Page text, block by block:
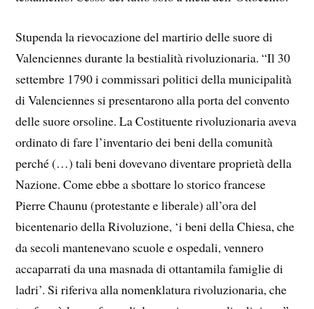
Stupenda la rievocazione del martirio delle suore di
Valenciennes durante la bestialità rivoluzionaria. “Il 30
settembre 1790 i commissari politici della municipalità
di Valenciennes si presentarono alla porta del convento
delle suore orsoline. La Costituente rivoluzionaria aveva
ordinato di fare l’inventario dei beni della comunità
perché (…) tali beni dovevano diventare proprietà della
Nazione. Come ebbe a sbottare lo storico francese
Pierre Chaunu (protestante e liberale) all’ora del
bicentenario della Rivoluzione, ‘i beni della Chiesa, che
da secoli mantenevano scuole e ospedali, vennero
accaparrati da una masnada di ottantamila famiglie di
ladri’. Si riferiva alla nomenklatura rivoluzionaria, che